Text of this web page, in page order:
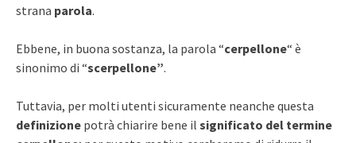
strana parola.
Ebbene, in buona sostanza, la parola “cerpellone“ è
sinonimo di “scerpellone”.
Tuttavia, per molti utenti sicuramente neanche questa
definizione potrà chiarire bene il significato del termine